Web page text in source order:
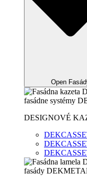
Open
DESIGNOVÉ